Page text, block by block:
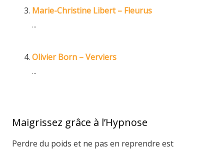
Marie-Christine Libert – Fleurus
...
Olivier Born – Verviers
...
Maigrissez grâce à l’Hypnose
Perdre du poids et ne pas en reprendre est